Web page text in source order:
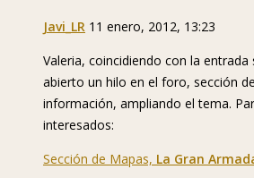
Javi_LR 11 enero, 2012, 13:23
Valeria, coincidiendo con la
abierto un hilo en el foro, sección
información, ampliando el tema.
interesados:
Sección de Mapas, La Gran